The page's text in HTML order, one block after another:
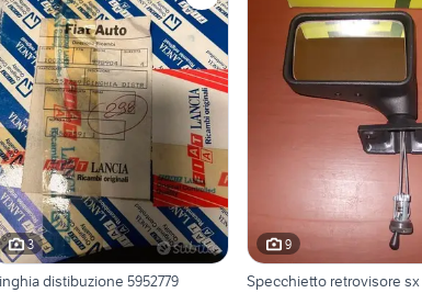
3
distibuzione 5952779
9
Specchietto retrovisore sx